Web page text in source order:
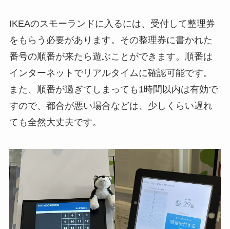
IKEAのスモーランドに入るには、受付して整理券
をもらう必要があります。その整理券に書かれた
番号の順番が来たら遊ぶことができます。順番は
インターネットでリアルタイムに確認可能です。
また、順番が過ぎてしまっても1時間以内は有効で
すので、都合が悪い場合などは、少しくらい遅れ
ても全然大丈夫です。